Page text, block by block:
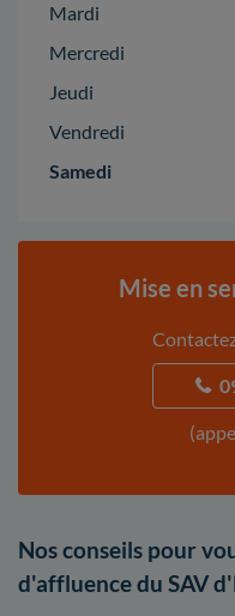
Mardi
Mercredi
Jeudi
Vendredi
Samedi
Mise en
Nos conseils pour
d'affluence du SAV